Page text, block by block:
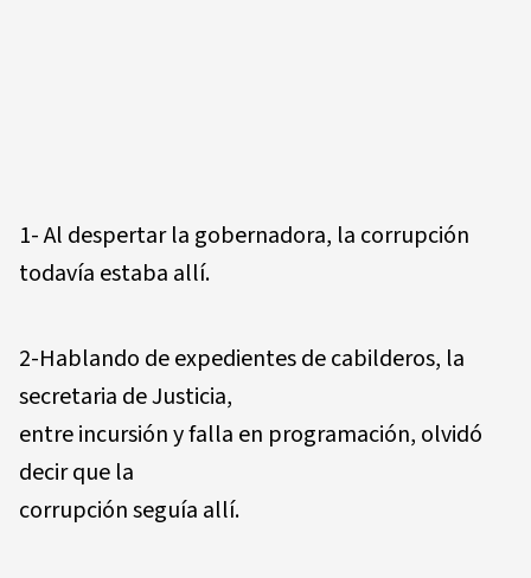
1- Al despertar la gobernadora, la corrupción
todavía estaba allí.
2-Hablando de expedientes de cabilderos, la
secretaria de Justicia,
entre incursión y falla en programación, olvidó
decir que la
corrupción seguía allí.